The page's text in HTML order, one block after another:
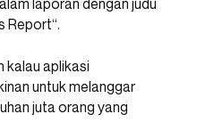
laporan dengan judu
Report“.
kalau aplikasi
untuk melanggar
juta orang yang